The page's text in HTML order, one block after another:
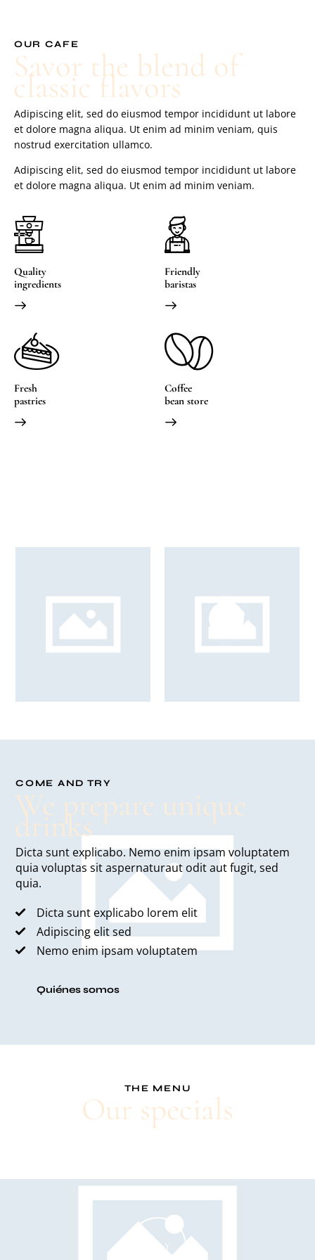
OUR CAFE
Savor the blend of
classic flavors
Adipiscing elit, sed do eiusmod tempor incididunt ut labore
et dolore magna aliqua. Ut enim ad minim veniam, quis
nostrud exercitation ullamco.
Adipiscing elit, sed do eiusmod tempor incididunt ut labore
et dolore magna aliqua. Ut enim ad minim veniam.
Quality
ingredients
Friendly
baristas
Fresh
pastries
Coffee
bean store
COME AND TRY
We prepare unique
drinks
Dicta sunt explicabo. Nemo enim ipsam voluptatem
quia voluptas sit aspernaturaut odit aut fugit, sed
quia.
Dicta sunt explicabo lorem elit
Adipiscing elit sed
Nemo enim ipsam voluptatem
Quiénes somos
THE MENU
Our specials
PLAY